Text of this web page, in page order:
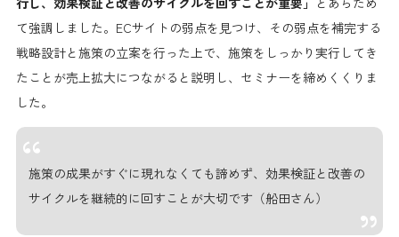
て強調しました。ECサイトの弱点を見つけ、その弱点を補完する
戦略設計と施策の立案を行った上で、施策をしっかり実行してき
たことが売上拡大につながると説明し、セミナーを締めくくりま
した。
施策の成果がすぐに現れなくても諦めず、効果検証と改善の
サイクルを継続的に回すことが大切です（船田さん）